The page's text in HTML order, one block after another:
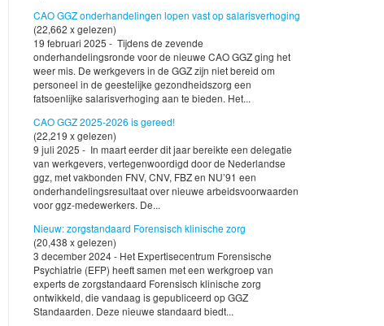
CAO GGZ onderhandelingen lopen vast op salarisverhoging
(22,662 x gelezen)
19 februari 2025 - Tijdens de zevende
onderhandelingsronde voor de nieuwe CAO GGZ ging het
weer mis. De werkgevers in de GGZ zijn niet bereid om
personeel in de geestelijke gezondheidszorg een
fatsoenlijke salarisverhoging aan te bieden. Het...
CAO GGZ 2025-2026 is gereed!
(22,219 x gelezen)
9 juli 2025 - In maart eerder dit jaar bereikte een delegatie
van werkgevers, vertegenwoordigd door de Nederlandse
ggz, met vakbonden FNV, CNV, FBZ en NU’91 een
onderhandelingsresultaat over nieuwe arbeidsvoorwaarden
voor ggz-medewerkers. De...
Nieuw: zorgstandaard Forensisch klinische zorg
(20,438 x gelezen)
3 december 2024 - Het Expertisecentrum Forensische
Psychiatrie (EFP) heeft samen met een werkgroep van
experts de zorgstandaard Forensisch klinische zorg
ontwikkeld, die vandaag is gepubliceerd op GGZ
Standaarden. Deze nieuwe standaard biedt...